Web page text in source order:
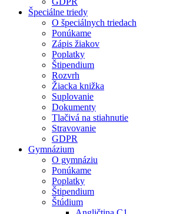
Špeciálne triedy
O špeciálnych triedach
Ponúkame
Zápis žiakov
Poplatky
Štipendium
Rozvrh
Žiacka knižka
Suplovanie
Dokumenty
Tlačivá na stiahnutie
Stravovanie
GDPR
Gymnázium
O gymnáziu
Ponúkame
Poplatky
Štipendium
Štúdium